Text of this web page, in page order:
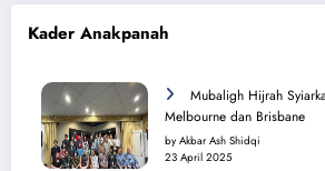
Kader Anakpanah
Mubaligh Hijrah
Melbourne dan Brisbane
by Akbar Ash Shidqi
23 April 2025